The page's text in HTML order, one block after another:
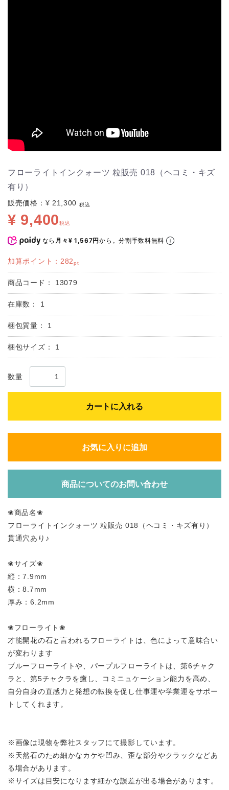
フローライトインクォーツ 粒販売 018（ヘコミ・キズ
有り）
販売価格： ¥ 21,300 税込
¥ 9,400税込
なら 月々¥ 1,567円から。分割手数料無料
加算ポイント： 282pt
商品コード： 13079
在庫数： 1
梱包質量： 1
梱包サイズ： 1
数量
カートに入れる
お気に入りに追加
商品についてのお問い合わせ
❀商品名❀
フローライトインクォーツ 粒販売 018（ヘコミ・キズ有り）
貫通穴あり♪
❀サイズ❀
縦：7.9mm
横：8.7mm
厚み：6.2mm
❀フローライト❀
才能開花の石と言われるフローライトは、色によって意味合い
が変わります
ブルーフローライトや、パープルフローライトは、第6チャク
ラと、第5チャクラを癒し、コミニュケーション能力を高め、
自分自身の直感力と発想の転換を促し仕事運や学業運をサポー
トしてくれます。
※画像は現物を弊社スタッフにて撮影しています。
※天然石のため細かなカケや凹み、歪な部分やクラックなどあ
る場合があります。
※サイズは目安になります細かな誤差が出る場合があります。